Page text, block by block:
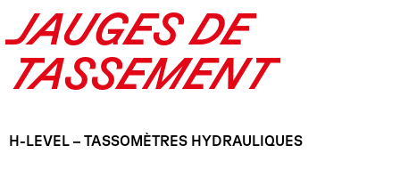
JAUGES DE
TASSEMENT
H-LEVEL – TASSOMÈTRES HYDRAULIQUES